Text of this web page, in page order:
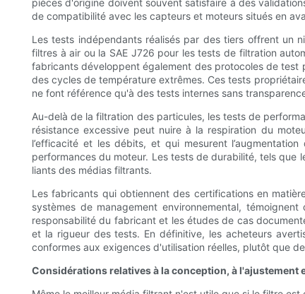
pièces d'origine doivent souvent satisfaire à des
de compatibilité avec les capteurs et moteurs situés en
Les tests indépendants réalisés par des tiers offrent un
filtres à air ou la SAE J726 pour les tests de filtration
fabricants développent également des protocoles de test
des cycles de température extrêmes. Ces tests
ne font référence qu'à des tests internes sans
Au-delà de la filtration des particules, les tests de
résistance excessive peut nuire à la respiration du
l’efficacité et les débits, et qui mesurent
performances du moteur. Les tests de durabilité, tels que
liants des médias filtrants.
Les fabricants qui obtiennent des certifications en
systèmes de management environnemental,
responsabilité du fabricant et les études de cas
et la rigueur des tests. En définitive, les acheteurs
conformes aux exigences d'utilisation réelles, plutôt que
Considérations relatives à la conception, à l'ajustement